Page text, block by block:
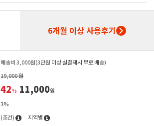
6개월 이상 사용후기
배송비 3,000원(3만원 이상 실결제시 무료 배송)
19,000 원
42% 11,000원
3%
(조건) 지역별